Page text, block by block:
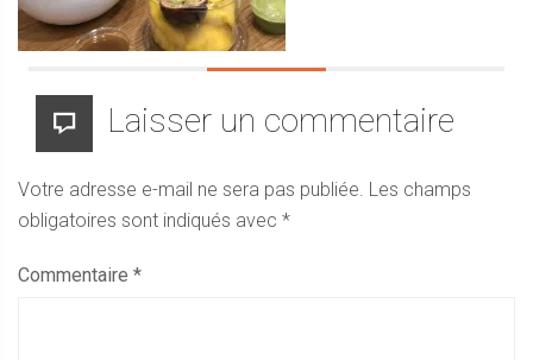
Laisser un commentaire
Votre adresse e-mail ne sera pas publiée. Les champs
obligatoires sont indiqués avec *
Commentaire *